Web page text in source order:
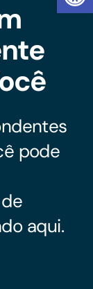
pode
aqui.